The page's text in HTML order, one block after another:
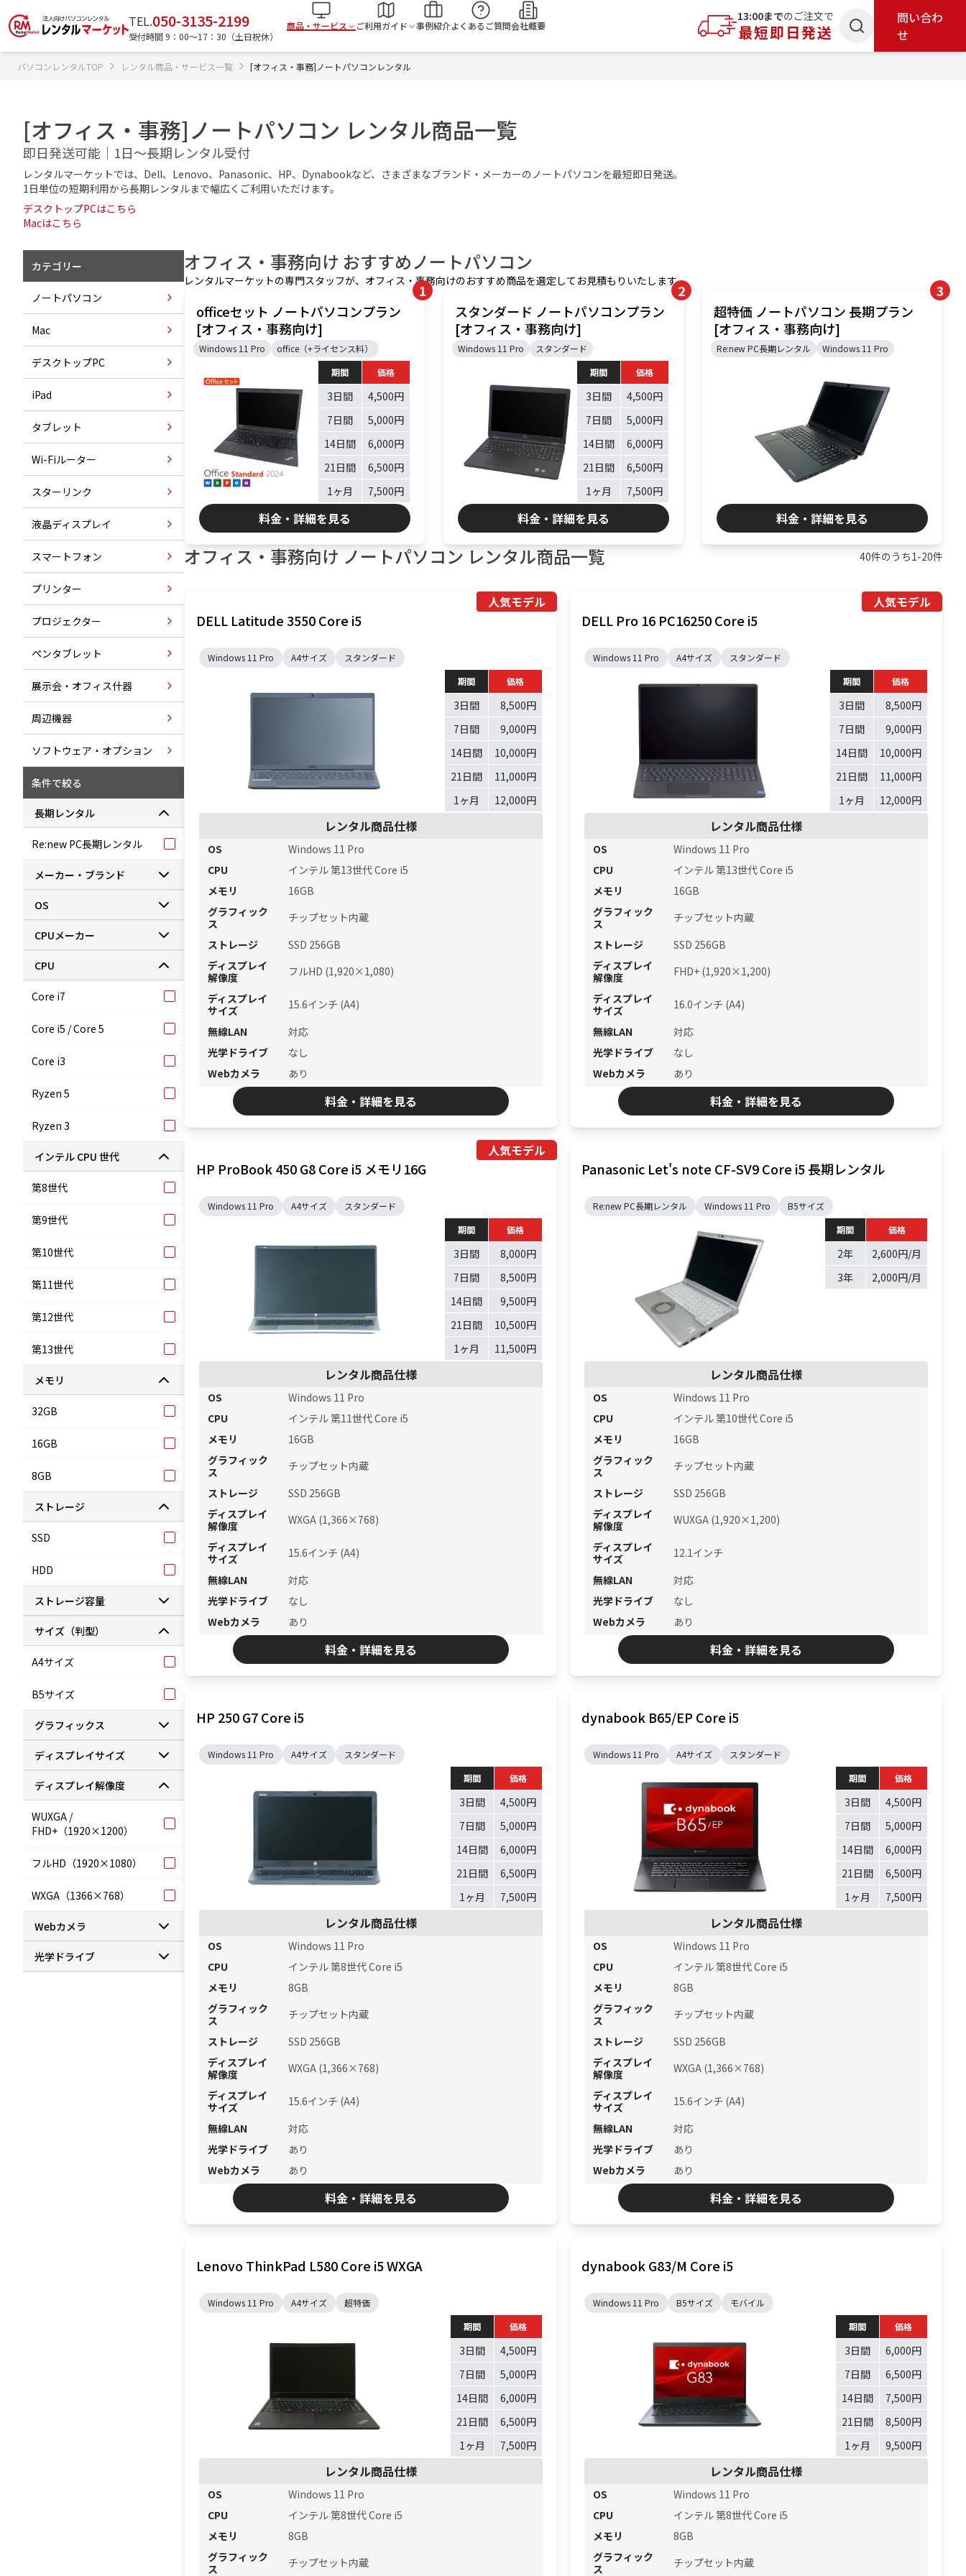
TEL.050-3135-2199
受付時間 9：00〜17：30（土日祝休）
商品・サービス ご利用ガイド 事例紹介よくあるご質問会社概要
13:00までのご注文で
最短即日発送
問い合わ
せ
パソコンレンタルTOP レンタル商品・サービス一覧 [オフィス・事務]ノートパソコンレンタル
[オフィス・事務]ノートパソコン レンタル商品一覧
即日発送可能｜1日～長期レンタル受付
レンタルマーケットでは、Dell、Lenovo、Panasonic、HP、Dynabookなど、さまざまなブランド・メーカーのノートパソコンを最短即日発送。
1日単位の短期利用から長期レンタルまで幅広くご利用いただけます。
デスクトップPCはこちら
Macはこちら
カテゴリー
ノートパソコン
Mac
デスクトップPC
iPad
タブレット
Wi-Fiルーター
スターリンク
液晶ディスプレイ
スマートフォン
プリンター
プロジェクター
ペンタブレット
展示会・オフィス什器
周辺機器
ソフトウェア・オプション
条件で絞る
長期レンタル
Re:new PC長期レンタル
メーカー・ブランド
OS
CPUメーカー
CPU
Core i7
Core i5 / Core 5
Core i3
Ryzen 5
Ryzen 3
インテル CPU 世代
第8世代
第9世代
第10世代
第11世代
第12世代
第13世代
メモリ
32GB
16GB
8GB
ストレージ
SSD
HDD
ストレージ容量
サイズ（判型）
A4サイズ
B5サイズ
グラフィックス
ディスプレイサイズ
ディスプレイ解像度
WUXGA /
FHD+（1920×1200）
フルHD（1920×1080）
WXGA（1366×768）
Webカメラ
光学ドライブ
オフィス・事務向け おすすめノートパソコン
レンタルマーケットの専門スタッフが、 オフィス・事務向けのおすすめ商品を選定してお見積もりいたします。
officeセット ノートパソコンプラン
[オフィス・事務向け]
Windows 11 Pro
office（+ライセンス料）
期間
価格
3日間
4,500円
7日間
5,000円
14日間
6,000円
21日間
6,500円
1ヶ月
7,500円
料金・詳細を見る
1
スタンダード ノートパソコンプラン
[オフィス・事務向け]
Windows 11 Pro
スタンダード
期間
価格
3日間
4,500円
7日間
5,000円
14日間
6,000円
21日間
6,500円
1ヶ月
7,500円
料金・詳細を見る
2
超特価 ノートパソコン 長期プラン
[オフィス・事務向け]
Re:new PC長期レンタル Windows 11 Pro
料金・詳細を見る
3
オフィス・事務向け ノートパソコン レンタル商品一覧 40件のうち1-20件
DELL Latitude 3550 Core i5
Windows 11 Pro A4サイズ
スタンダード
期間
価格
3日間
8,500円
7日間
9,000円
14日間
10,000円
21日間
11,000円
1ヶ月
12,000円
レンタル商品仕様
OS
Windows 11 Pro
CPU
インテル 第13世代 Core i5
メモリ
16GB
グラフィック
ス
チップセット内蔵
ストレージ
SSD 256GB
ディスプレイ
解像度
フルHD (1,920×1,080)
ディスプレイ
サイズ
15.6インチ (A4)
無線LAN
対応
光学ドライブ
なし
Webカメラ
あり
料金・詳細を見る
人気モデル
DELL Pro 16 PC16250 Core i5
Windows 11 Pro A4サイズ
スタンダード
期間
価格
3日間
8,500円
7日間
9,000円
14日間
10,000円
21日間
11,000円
1ヶ月
12,000円
レンタル商品仕様
OS
Windows 11 Pro
CPU
インテル 第13世代 Core i5
メモリ
16GB
グラフィック
ス
チップセット内蔵
ストレージ
SSD 256GB
ディスプレイ
解像度
FHD+ (1,920×1,200)
ディスプレイ
サイズ
16.0インチ (A4)
無線LAN
対応
光学ドライブ
なし
Webカメラ
あり
料金・詳細を見る
人気モデル
HP ProBook 450 G8 Core i5 メモリ16G
Windows 11 Pro A4サイズ
スタンダード
期間
価格
3日間
8,000円
7日間
8,500円
14日間
9,500円
21日間
10,500円
1ヶ月
11,500円
レンタル商品仕様
OS
Windows 11 Pro
CPU
インテル 第11世代 Core i5
メモリ
16GB
グラフィック
ス
チップセット内蔵
ストレージ
SSD 256GB
ディスプレイ
解像度
WXGA (1,366×768)
ディスプレイ
サイズ
15.6インチ (A4)
無線LAN
対応
光学ドライブ
なし
Webカメラ
あり
料金・詳細を見る
人気モデル
Panasonic Let's note CF-SV9 Core i5 長期レンタル
Re:new PC長期レンタル Windows 11 Pro
B5サイズ
期間
価格
2年
2,600円/月
3年
2,000円/月
レンタル商品仕様
OS
Windows 11 Pro
CPU
インテル 第10世代 Core i5
メモリ
16GB
グラフィック
ス
チップセット内蔵
ストレージ
SSD 256GB
ディスプレイ
解像度
WUXGA (1,920×1,200)
ディスプレイ
サイズ
12.1インチ
無線LAN
対応
光学ドライブ
なし
Webカメラ
あり
料金・詳細を見る
HP 250 G7 Core i5
Windows 11 Pro A4サイズ
スタンダード
期間
価格
3日間
4,500円
7日間
5,000円
14日間
6,000円
21日間
6,500円
1ヶ月
7,500円
レンタル商品仕様
OS
Windows 11 Pro
CPU
インテル 第8世代 Core i5
メモリ
8GB
グラフィック
ス
チップセット内蔵
ストレージ
SSD 256GB
ディスプレイ
解像度
WXGA (1,366×768)
ディスプレイ
サイズ
15.6インチ (A4)
無線LAN
対応
光学ドライブ
あり
Webカメラ
あり
料金・詳細を見る
dynabook B65/EP Core i5
Windows 11 Pro A4サイズ
スタンダード
期間
価格
3日間
4,500円
7日間
5,000円
14日間
6,000円
21日間
6,500円
1ヶ月
7,500円
レンタル商品仕様
OS
Windows 11 Pro
CPU
インテル 第8世代 Core i5
メモリ
8GB
グラフィック
ス
チップセット内蔵
ストレージ
SSD 256GB
ディスプレイ
解像度
WXGA (1,366×768)
ディスプレイ
サイズ
15.6インチ (A4)
無線LAN
対応
光学ドライブ
あり
Webカメラ
あり
料金・詳細を見る
Lenovo ThinkPad L580 Core i5 WXGA
Windows 11 Pro A4サイズ
超特価
期間
価格
3日間
4,500円
7日間
5,000円
14日間
6,000円
21日間
6,500円
1ヶ月
7,500円
レンタル商品仕様
OS
Windows 11 Pro
CPU
インテル 第8世代 Core i5
メモリ
8GB
グラフィック
ス
チップセット内蔵
dynabook G83/M Core i5
Windows 11 Pro B5サイズ
モバイル
期間
価格
3日間
6,000円
7日間
6,500円
14日間
7,500円
21日間
8,500円
1ヶ月
9,500円
レンタル商品仕様
OS
Windows 11 Pro
CPU
インテル 第8世代 Core i5
メモリ
8GB
グラフィック
ス
チップセット内蔵